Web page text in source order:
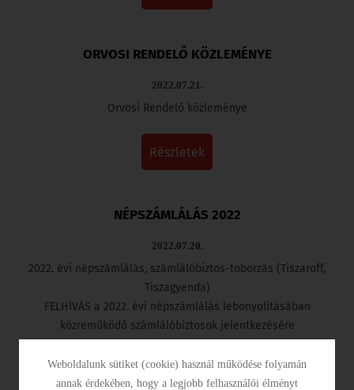
ORVOSI RENDELŐ KÖZLEMÉNYE
2022.07.21.
Orvosi Rendelő közleménye
részletek
NÉPSZÁMLÁLÁS 2022
2022.07.20.
2022. évi népszámlálás, számlálóbiztos-toborzás (Tiszaroff,
Tiszagyenda)
FELHÍVÁS a 2022. évi népszámlálás lebonyolításában
közreműködő számlálóbiztosok jelentkezésére
részletek
Weboldalunk sütiket (cookie) használ működése folyamán
annak érdekében, hogy a legjobb felhasználói élményt